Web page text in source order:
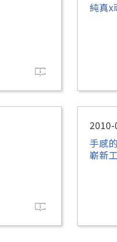
純真x
手感
嶄新